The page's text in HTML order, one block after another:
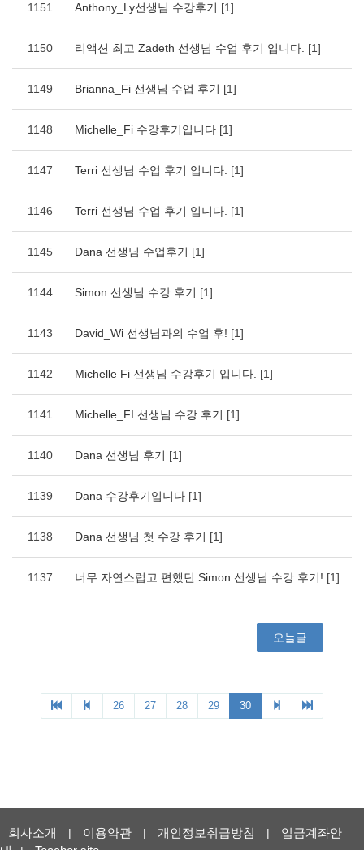
회사소개 | 이용약관 | 개인정보취급방침 |
입금계좌안